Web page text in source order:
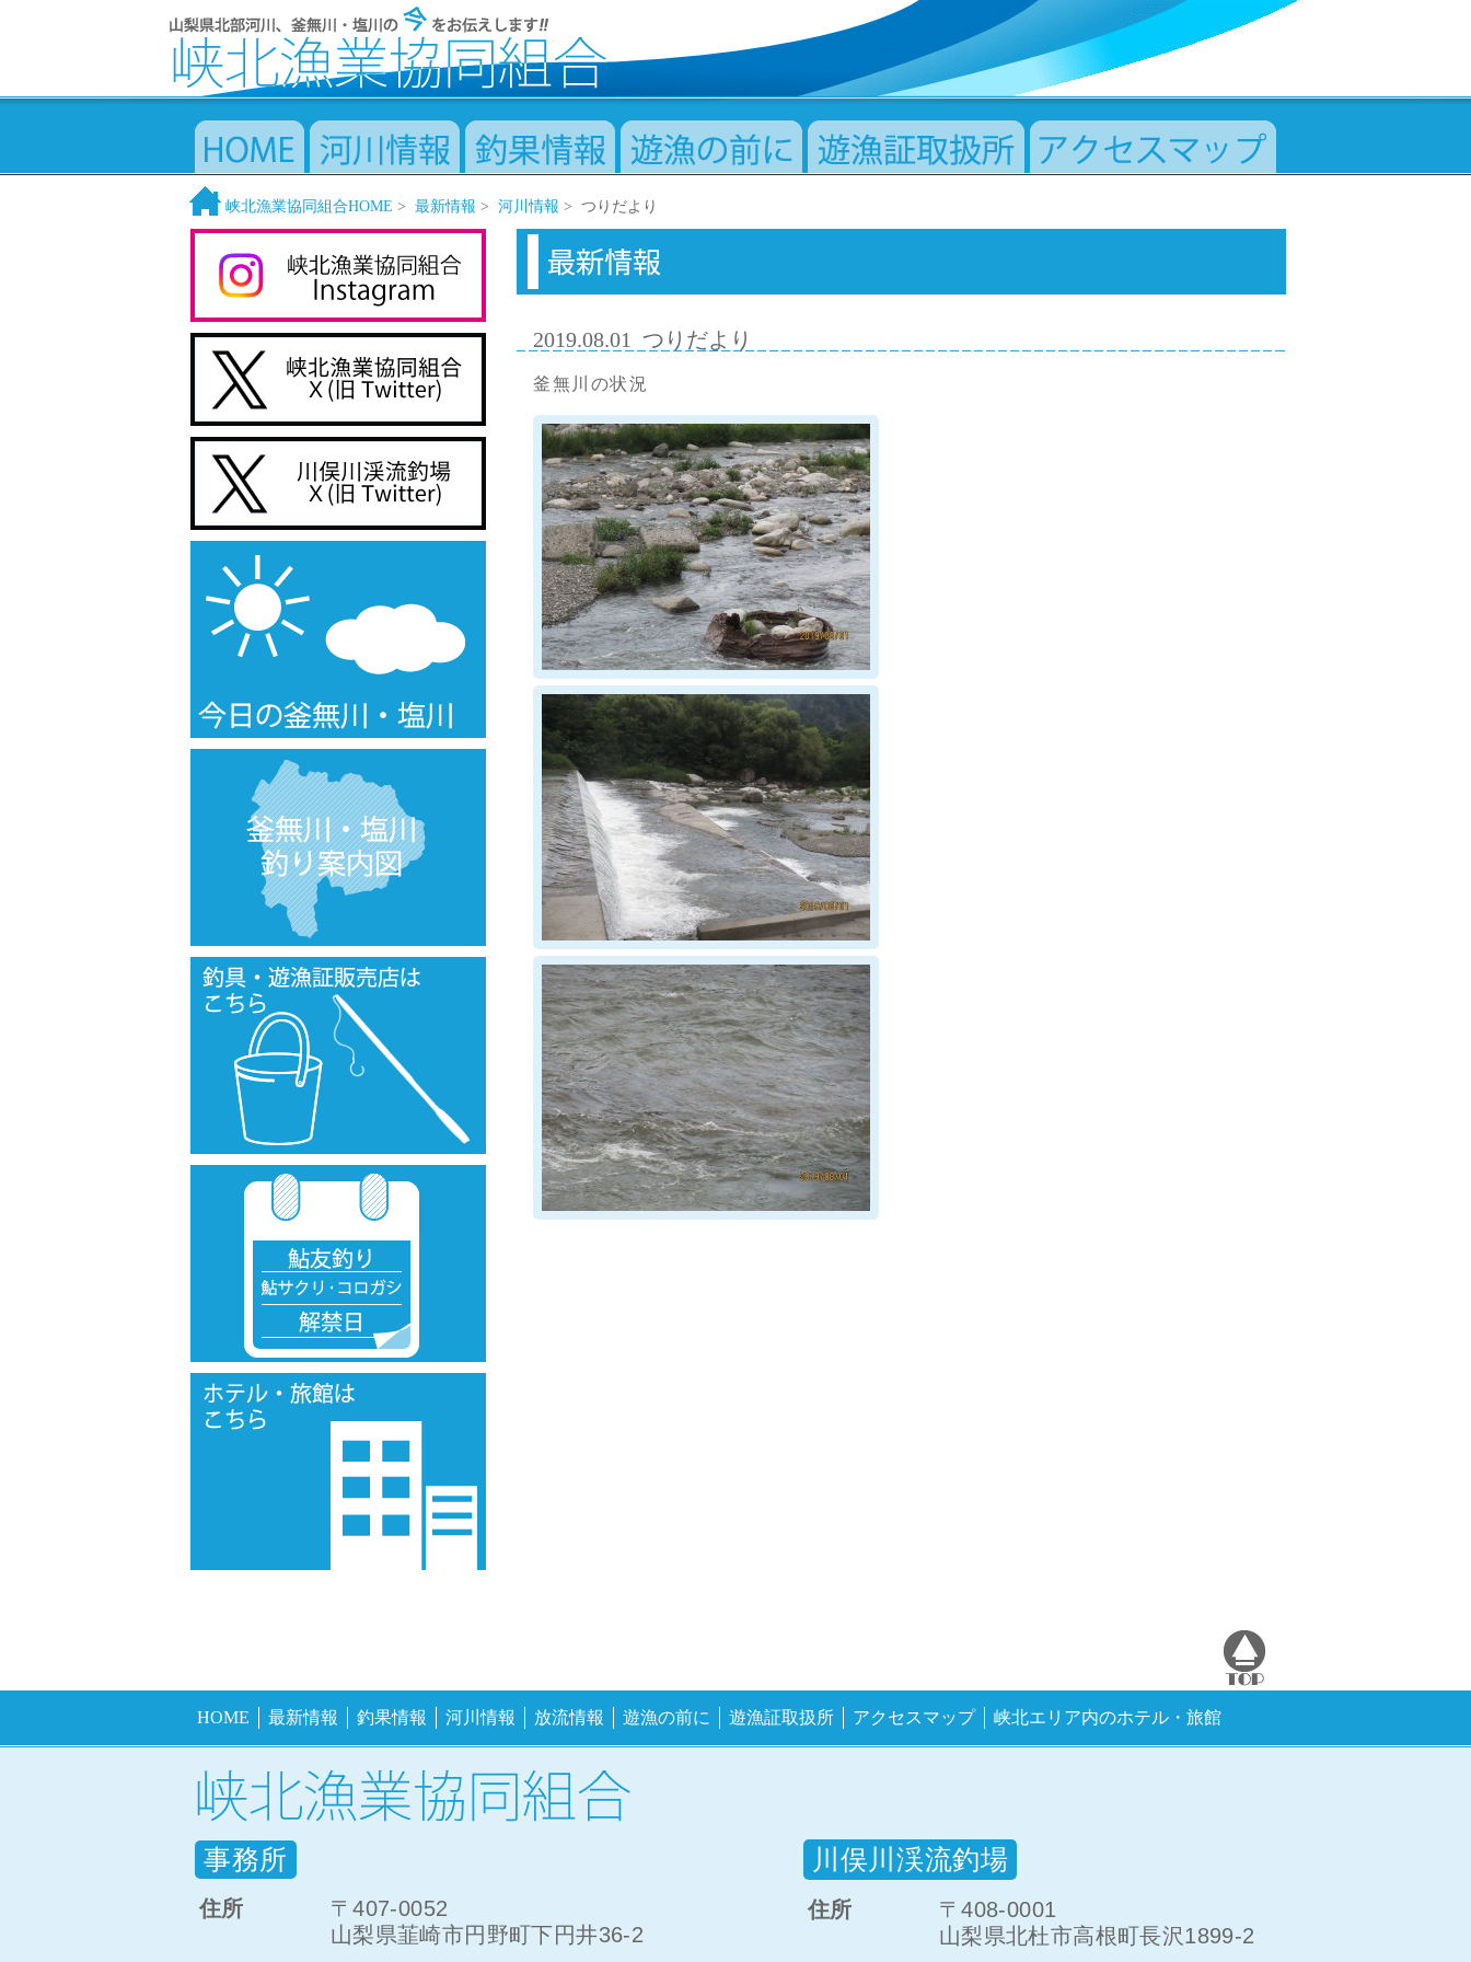
峡北漁業協同組合HOME > 最新情報 > 河川情報 > つりだより
2019.08.01 つりだより
釜無川の状況
HOME 最新情報 釣果情報 河川情報 放流情報 遊漁の前に 遊漁証取扱所 アクセスマップ 峡北エリア内のホテル・旅館
事務所
住所
〒407-0052
山梨県韮崎市円野町下円井36-2
川俣川渓流釣場
住所
〒408-0001
山梨県北杜市高根町長沢1899-2